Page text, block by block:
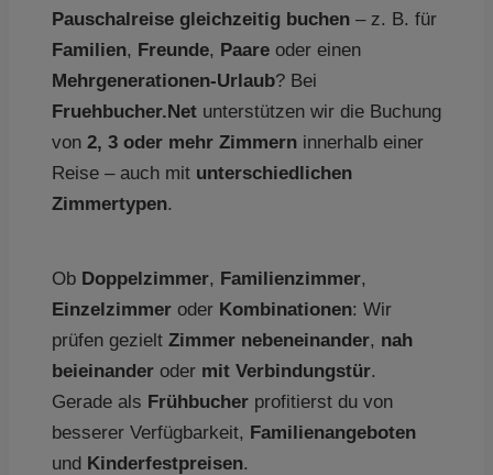
Pauschalreise gleichzeitig buchen – z. B. für
Familien, Freunde, Paare oder einen
Mehrgenerationen-Urlaub? Bei
Fruehbucher.Net unterstützen wir die Buchung
von 2, 3 oder mehr Zimmern innerhalb einer
Reise – auch mit unterschiedlichen
Zimmertypen.
Ob Doppelzimmer, Familienzimmer,
Einzelzimmer oder Kombinationen: Wir
prüfen gezielt Zimmer nebeneinander, nah
beieinander oder mit Verbindungstür.
Gerade als Frühbucher profitierst du von
besserer Verfügbarkeit, Familienangeboten
und Kinderfestpreisen.